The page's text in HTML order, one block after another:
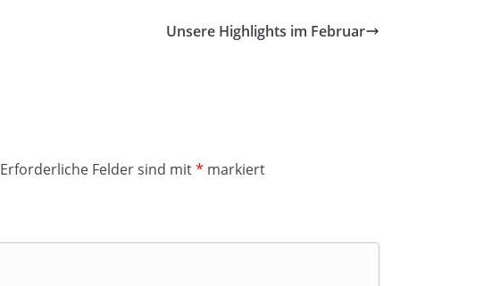
Unsere Highlights im Februar
Erforderliche Felder sind mit* markiert